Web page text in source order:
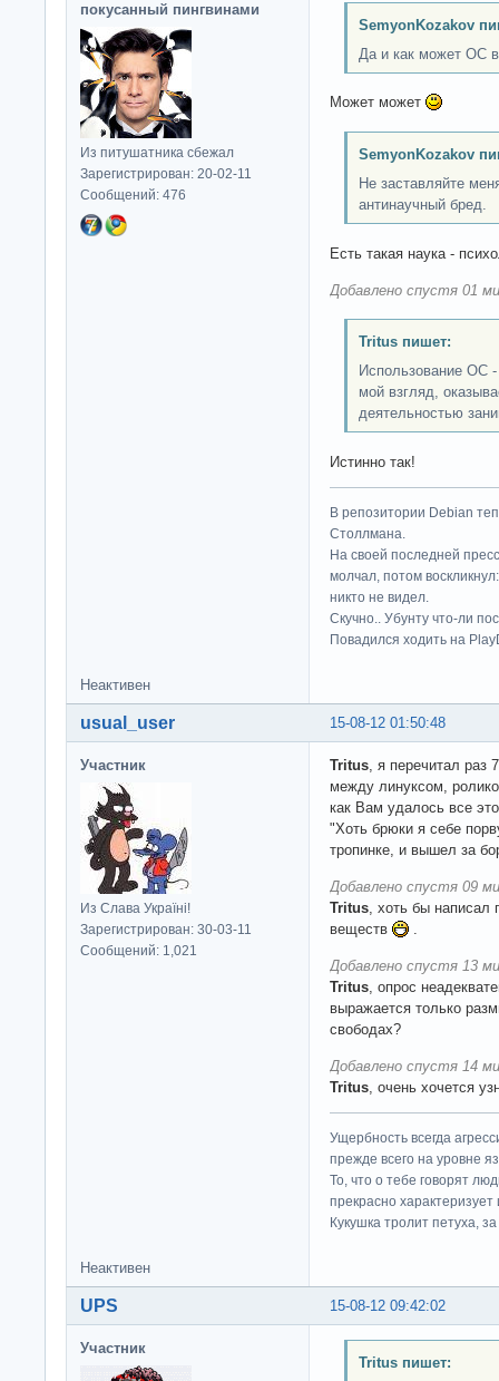
покусанный пингвинами
Из питушатника сбежал
Зарегистрирован: 20-02-11
Сообщений: 476
SemyonKozakov
Да и как может ОС
Может может
SemyonKozakov
Не заставляйте
антинаучный бред.
Есть такая наука -
Добавлено спустя 01
Tritus пишет:
Использование OC
мой взгляд,
деятельностью
Истинно так!
В репозитории Debian
Столлмана.
На своей последней
молчал, потом
никто не видел.
Скучно.. Убунту что-ли
Повадился ходить на
Неактивен
15-08-12 01:50:48
usual_user
Участник
Из Слава Україні!
Зарегистрирован: 30-03-11
Сообщений: 1,021
Tritus , я перечитал
между линуксом,
как Вам удалось все
"Хоть брюки я себе
тропинке, и вышел за
Добавлено спустя 09
Tritus , хоть бы написал
веществ
Добавлено спустя 13
Tritus , опрос
выражается только
свободах?
Добавлено спустя 14
Tritus , очень хочется
Ущербность всегда
прежде всего на уровне
То, что о тебе говорят
прекрасно характеризует
Кукушка тролит петуха,
Неактивен
15-08-12 09:42:02
UPS
Участник
Tritus пишет: